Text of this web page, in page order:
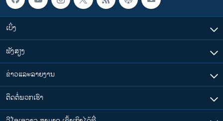
ເບິ່ງ
ຟັງສຽງ
ຂ່າວແລະລາຍງານ
ຕິດຕໍ່ພວກເຮົາ